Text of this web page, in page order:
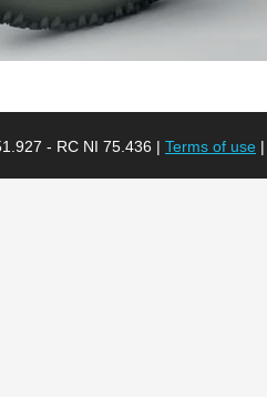
- RC NI 75.436 | Terms of use